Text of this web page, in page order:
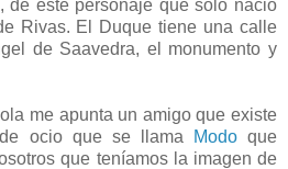
de este personaje que sólo nació
Rivas. El Duque tiene una calle
de Saavedra, el monumento y
me apunta un amigo que existe
ocio que se llama
Modoque
que teníamos la imagen de